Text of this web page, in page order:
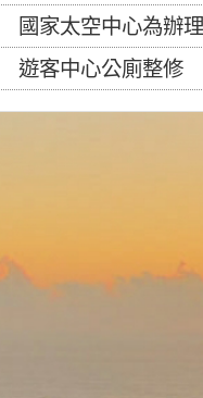
國家太空中心為辦理2026台灣盃火箭競賽，陸、海、空域警戒及協調相關
遊客中心公廁整修